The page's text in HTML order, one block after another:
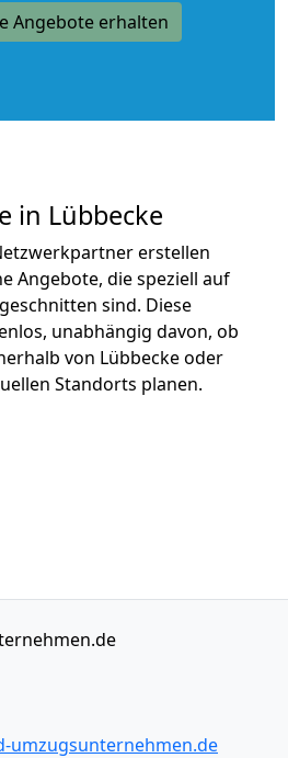
Angebote erhalten
in Lübbecke
erstellen
Angebote, die speziell auf
sind. Diese
unabhängig davon, ob
von Lübbecke oder
Standorts planen.
umzugsunternehmen.de